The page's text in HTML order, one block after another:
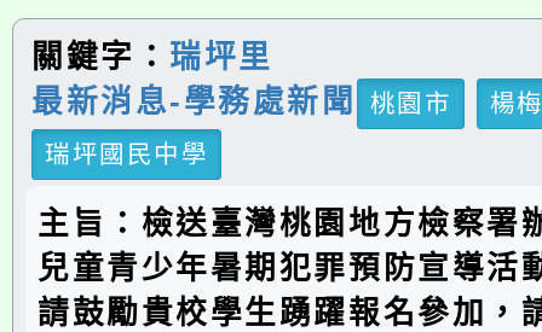
關鍵字： 瑞坪里
最新消息-學務處新聞
桃園市
楊
瑞坪國民中學
主旨：檢送臺灣桃園地方檢察署
兒童青少年暑期犯罪預防宣導活
請鼓勵貴校學生踴躍報名參加，